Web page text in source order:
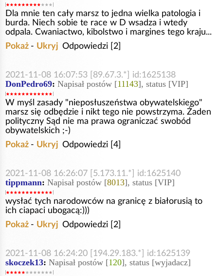
Dla mnie ten cały marsz to jedna wielka patologia i
burda. Niech sobie te race w D wsadza i wtedy
odpala. Cwaniactwo, kibolstwo i margines tego kraju...
Pokaż - Ukryj Odpowiedzi [2]
2021-11-08 16:07:53 [89.67.3.*] id:1625138
DonPedro69: Napisał postów [11143], status [VIP]
W myśl zasady "nieposłuszeństwa obywatelskiego"
marsz się odbędzie i nikt tego nie powstrzyma. Żaden
polityczny Sąd nie ma prawa ograniczać swobód
obywatelskich ;-)
Pokaż - Ukryj Odpowiedzi [4]
2021-11-08 16:26:07 [5.173.11.*] id:1625140
tippmann: Napisał postów [8013], status [VIP]
wysłać tych narodowców na granicę z białorusią to
ich ciapaci ubogacą:)))
Pokaż - Ukryj Odpowiedzi [2]
2021-11-08 16:24:20 [194.29.183.*] id:1625139
skoczek13: Napisał postów [120], status [wyjadacz]